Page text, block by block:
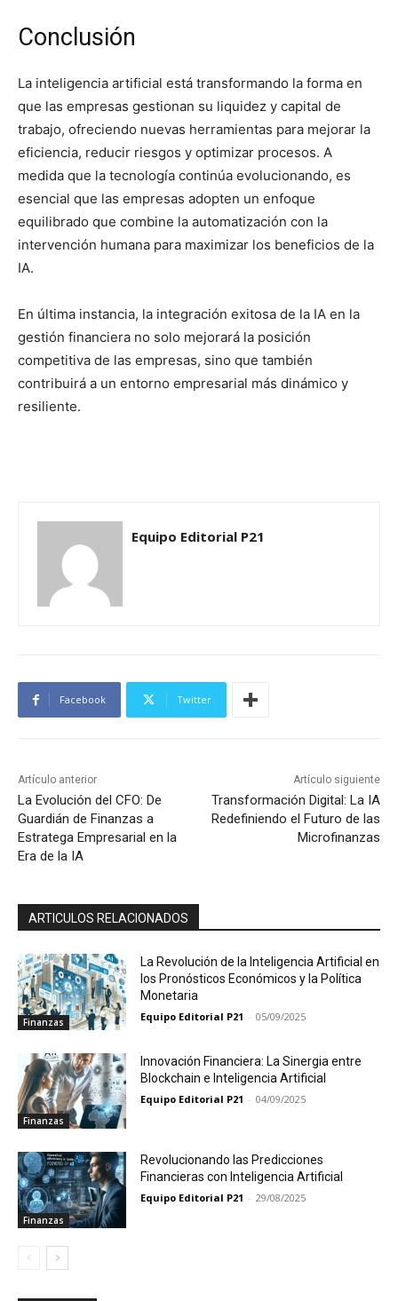
Conclusión
La inteligencia artificial está transformando la forma en
que las empresas gestionan su liquidez y capital de
trabajo, ofreciendo nuevas herramientas para mejorar la
eficiencia, reducir riesgos y optimizar procesos. A
medida que la tecnología continúa evolucionando, es
esencial que las empresas adopten un enfoque
equilibrado que combine la automatización con la
intervención humana para maximizar los beneficios de la
IA.
En última instancia, la integración exitosa de la IA en la
gestión financiera no solo mejorará la posición
competitiva de las empresas, sino que también
contribuirá a un entorno empresarial más dinámico y
resiliente.
Equipo Editorial P21
Facebook Twitter
Artículo anterior
La Evolución del CFO: De
Guardián de Finanzas a
Estratega Empresarial en la
Era de la IA
Artículo siguiente
Transformación Digital: La IA
Redefiniendo el Futuro de las
Microfinanzas
ARTICULOS RELACIONADOS
Finanzas
La Revolución de la Inteligencia Artificial en
los Pronósticos Económicos y la Política
Monetaria
Equipo Editorial P21 - 05/09/2025
Finanzas
Innovación Financiera: La Sinergia entre
Blockchain e Inteligencia Artificial
Equipo Editorial P21 - 04/09/2025
Finanzas
Revolucionando las Predicciones
Financieras con Inteligencia Artificial
Equipo Editorial P21 - 29/08/2025